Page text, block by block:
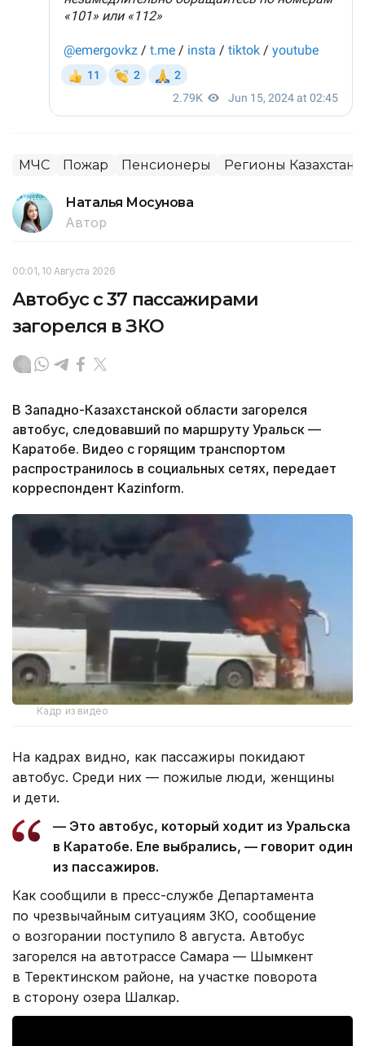
МЧС Пожар Пенсионеры Регионы Казахстана
Наталья Мосунова
Автор
00:01, 10 Августа 2026
Автобус с 37 пассажирами
загорелся в ЗКО
В Западно-Казахстанской области загорелся
автобус, следовавший по маршруту Уральск —
Каратобе. Видео с горящим транспортом
распространилось в социальных сетях, передает
корреспондент Kazinform.
Кадр из видео
На кадрах видно, как пассажиры покидают
автобус. Среди них — пожилые люди, женщины
и дети.
— Это автобус, который ходит из Уральска
в Каратобе. Еле выбрались, — говорит один
из пассажиров.
Как сообщили в пресс-службе Департамента
по чрезвычайным ситуациям ЗКО, сообщение
о возгорании поступило 8 августа. Автобус
загорелся на автотрассе Самара — Шымкент
в Теректинском районе, на участке поворота
в сторону озера Шалкар.